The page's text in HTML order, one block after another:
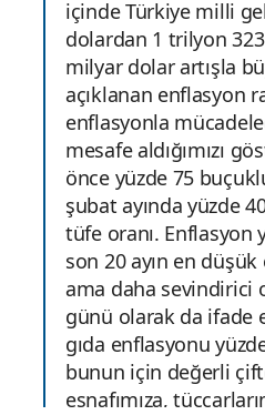
içinde Türkiye milli
dolardan 1 trilyon
milyar dolar artışla
açıklanan enflasyon
enflasyonla
mesafe aldığımızı
önce yüzde 75
şubat ayında yüzde
tüfe oranı. Enflasyon
son 20 ayın en
ama daha sevindirici
günü olarak da ifade
gıda enflasyonu
bunun için değerli
esnafımıza,